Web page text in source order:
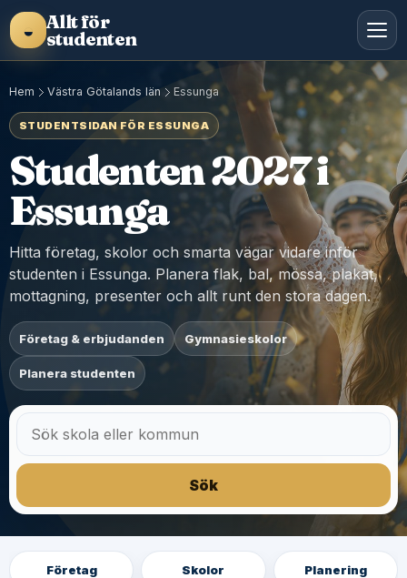
◒ Allt för
studenten
Hem Västra Götalands län Essunga
STUDENTSIDAN FÖR ESSUNGA
Studenten 2027 i
Essunga
Hitta företag, skolor och smarta vägar vidare inför
studenten i Essunga. Planera flak, bal, mössa, plakat,
mottagning, presenter och allt runt den stora dagen.
Företag & erbjudanden Gymnasieskolor
Planera studenten
Sök
Företag Skolor Planering